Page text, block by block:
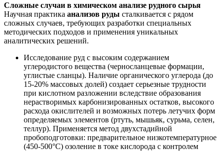
Сложные случаи в химическом анализе рудного сырья
Научная практика анализов руды сталкивается с рядом
сложных случаев, требующих разработки специальных
методических подходов и применения уникальных
аналитических решений.
Исследование руд с высоким содержанием
углеродистого вещества (черносланцевые формации,
углистые сланцы). Наличие органического углерода (до
15-20% массовых долей) создает серьезные трудности
при кислотном разложении вследствие образования
нерастворимых карбонизированных остатков, высокого
расхода окислителей и возможных потерь летучих форм
определяемых элементов (ртуть, мышьяк, сурьма, селен,
теллур). Применяется метод двухстадийной
пробоподготовки: предварительное низкотемпературное
(450-500°C) озоление в токе кислорода с контролем